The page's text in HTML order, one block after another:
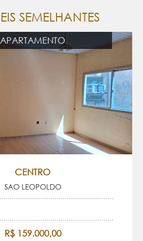
SEMELHANTES
APARTAMENTO
CENTRO
SAO LEOPOLDO
R$ 159.000,00